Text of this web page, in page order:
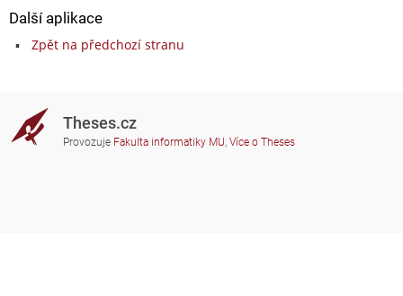
Další aplikace
Zpět na předchozí stranu
Theses.cz
Provozuje Fakulta informatiky MU, Více o Theses